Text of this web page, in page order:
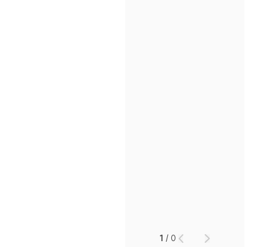
1 /0